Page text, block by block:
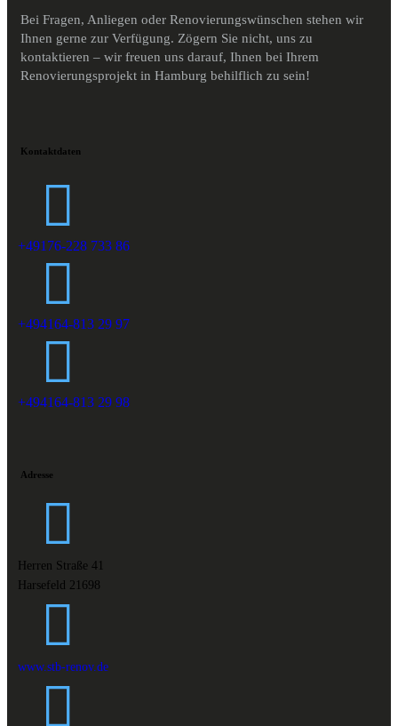
Bei Fragen, Anliegen oder Renovierungswünschen stehen wir
Ihnen gerne zur Verfügung. Zögern Sie nicht, uns zu
kontaktieren – wir freuen uns darauf, Ihnen bei Ihrem
Renovierungsprojekt in Hamburg behilflich zu sein!
Kontaktdaten
+49176-228 733 86
+494164-813 29 97
+494164-813 29 98
Adresse
Herren Straße 41
Harsefeld 21698
www.stb-renov.de